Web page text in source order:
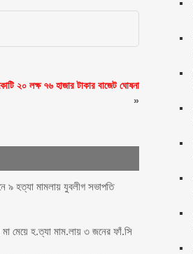
২০ লক্ষ ৭৬ হাজার টাকার বাজেট ঘোষনা
»
৯ হত্যা মামলায় যুবলীগ সভাপতি
মা মেয়ে হ.ত্যা মাম.লায় ৩ জনের ফাঁ.সি